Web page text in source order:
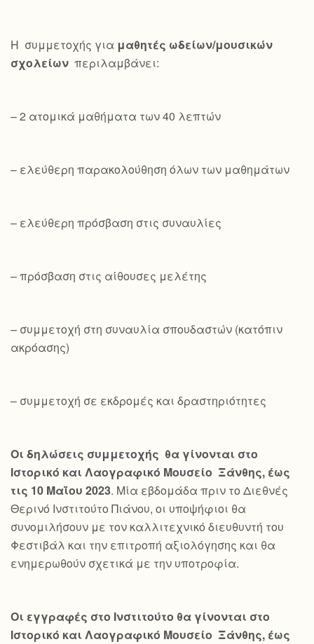
Η συμμετοχής για μαθητές ωδείων/μουσικών
σχολείων περιλαμβάνει:
– 2 ατομικά μαθήματα των 40 λεπτών
– ελεύθερη παρακολούθηση όλων των μαθημάτων
– ελεύθερη πρόσβαση στις συναυλίες
– πρόσβαση στις αίθουσες μελέτης
– συμμετοχή στη συναυλία σπουδαστών (κατόπιν
ακρόασης)
– συμμετοχή σε εκδρομές και δραστηριότητες
Οι δηλώσεις συμμετοχής θα γίνονται στο
Ιστορικό και Λαογραφικό Μουσείο Ξάνθης, έως
τις 10 Μαΐου 2023. Μία εβδομάδα πριν το Διεθνές
Θερινό Ινστιτούτο Πιάνου, οι υποψήφιοι θα
συνομιλήσουν με τον καλλιτεχνικό διευθυντή του
Φεστιβάλ και την επιτροπή αξιολόγησης και θα
ενημερωθούν σχετικά με την υποτροφία.
Οι εγγραφές στο Ινστιτούτο θα γίνονται στο
Ιστορικό και Λαογραφικό Μουσείο Ξάνθης, έως